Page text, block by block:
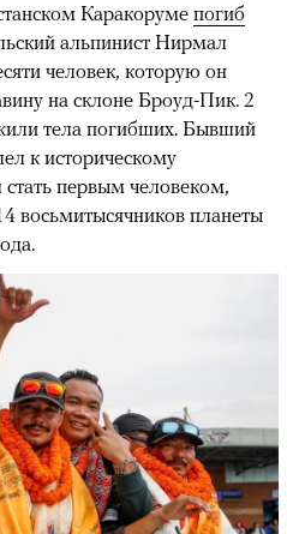
Каракоруме погиб
альпинист Нирмал
человек, которую он
на склоне Броуд-Пик. 2
тела погибших. Бывший
к историческому
первым человеком,
восьмитысячников планеты